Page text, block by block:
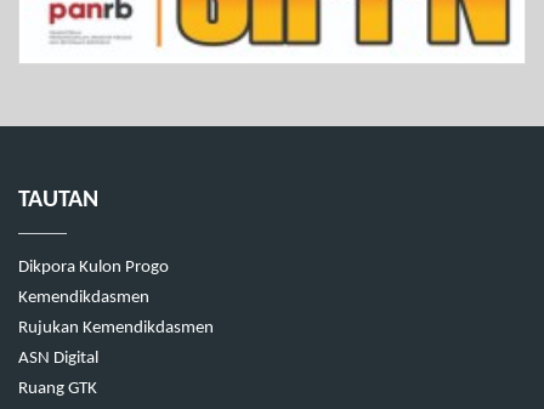
TAUTAN
Dikpora Kulon Progo
Kemendikdasmen
Rujukan Kemendikdasmen
ASN Digital
Ruang GTK